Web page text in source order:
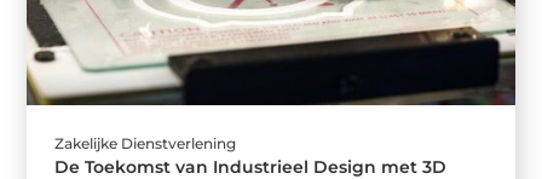
Zakelijke Dienstverlening
De Toekomst van Industrieel Design met 3D